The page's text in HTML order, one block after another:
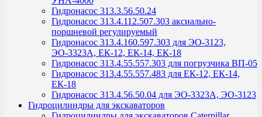
Гидронасос 313.3.56.50.24
Гидронасос 313.4.112.507.303 аксиально-
поршневой регулируемый
Гидронасос 313.4.160.597.303 для ЭО-3123,
ЭО-3323А, ЕК-12, ЕК-14, ЕК-18
Гидронасос 313.4.55.557.303 для погрузчика ВП-05
Гидронасос 313.4.55.557.483 для ЕК-12, ЕК-14,
ЕК-18
Гидронасос 313.4.56.50.04 для ЭО-3323А, ЭО-3123
Гидроцилиндры для экскаваторов